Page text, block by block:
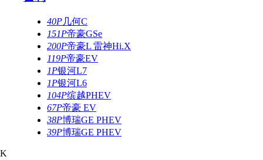
40P几何C
151P帝豪GSe
200P帝豪L 雷神Hi.X
119P帝豪EV
1P银河L7
1P银河L6
104P缤越PHEV
67P帝豪 EV
38P博瑞GE PHEV
39P博瑞GE PHEV
K